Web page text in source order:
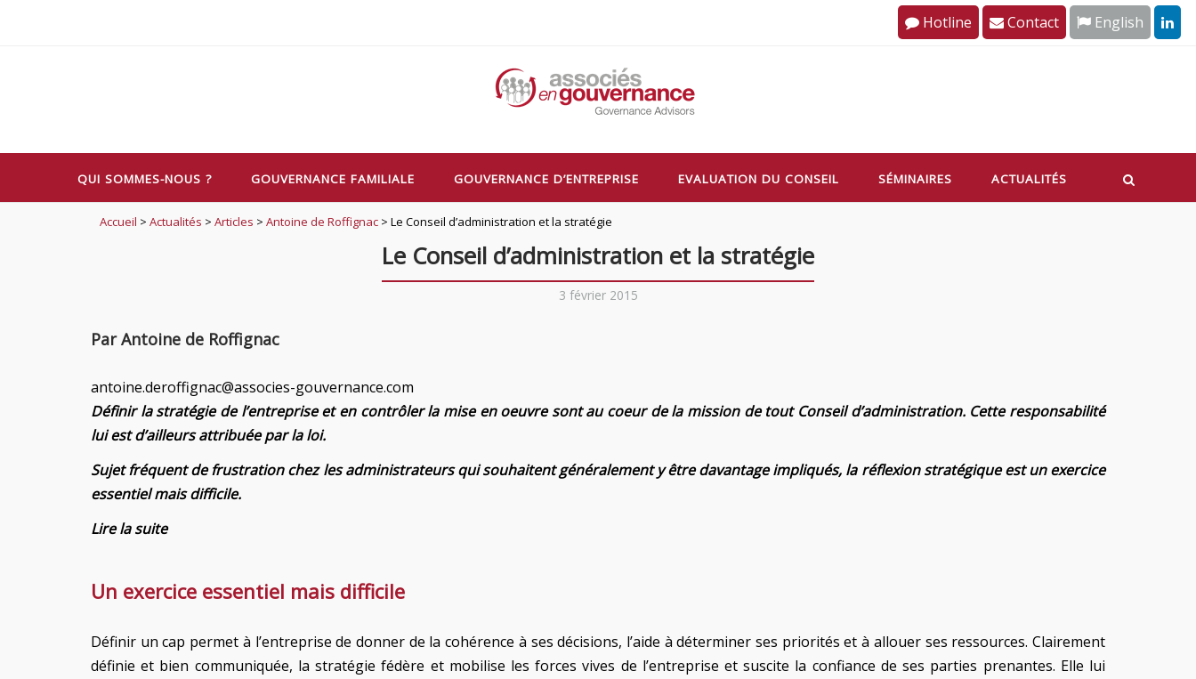
Hotline Contact English
QUI SOMMES-NOUS ? GOUVERNANCE FAMILIALE GOUVERNANCE D’ENTREPRISE EVALUATION DU CONSEIL SÉMINAIRES ACTUALITÉS
Accueil > Actualités > Articles > Antoine de Roffignac > Le Conseil d’administration et la stratégie
Le Conseil d’administration et la stratégie
3 février 2015
Par Antoine de Roffignac
antoine.deroffignac@associes-gouvernance.com
Définir la stratégie de l’entreprise et en contrôler la mise en oeuvre sont au coeur de la mission de tout Conseil d’administration. Cette responsabilité
lui est d’ailleurs attribuée par la loi.
Sujet fréquent de frustration chez les administrateurs qui souhaitent généralement y être davantage impliqués, la réflexion stratégique est un exercice
essentiel mais difficile.
Lire la suite
Un exercice essentiel mais difficile
Définir un cap permet à l’entreprise de donner de la cohérence à ses décisions, l’aide à déterminer ses priorités et à allouer ses ressources. Clairement
définie et bien communiquée, la stratégie fédère et mobilise les forces vives de l’entreprise et suscite la confiance de ses parties prenantes. Elle lui